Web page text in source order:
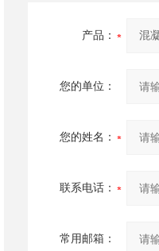
产品：
您的单位：
您的姓名：
联系电话：
常用邮箱：